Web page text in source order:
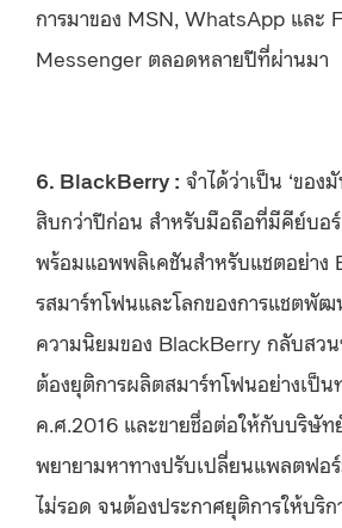
การมาของ MSN, WhatsApp และ
Messenger ตลอดหลายปีที่ผ่านมา
6. BlackBerry : จำได้ว่าเป็น ‘ของ
สิบกว่าปีก่อน สำหรับมือถือที่มีคีย์บอ
พร้อมแอพพลิเคชันสำหรับแชตอย่าง
รสมาร์ทโฟนและโลกของการแชตพัฒ
ความนิยมของ BlackBerry กลับสว
ต้องยุติการผลิตสมาร์ทโฟนอย่างเป็น
ค.ศ.2016 และขายชื่อต่อให้กับบริษั
พยายามหาทางปรับเปลี่ยนแพลตฟอ
ไม่รอด จนต้องประกาศยุติการให้บริก